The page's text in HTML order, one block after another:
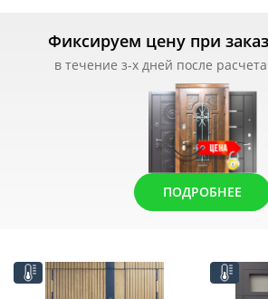
Фиксируем цену при
в течение з-х дней после
ПОДРОБНЕЕ